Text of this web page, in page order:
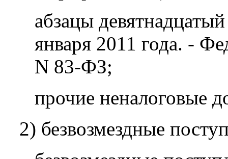
абзацы
января 2011 года. -
N 83-ФЗ;
прочие неналоговые
2) безвозмездные